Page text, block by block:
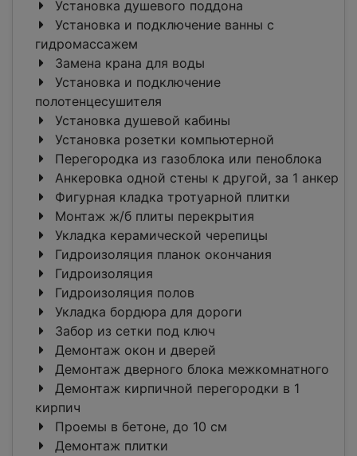
Установка душевого поддона
Установка и подключение ванны с
гидромассажем
Замена крана для воды
Установка и подключение
полотенцесушителя
Установка душевой кабины
Установка розетки компьютерной
Перегородка из газоблока или пеноблока
Анкеровка одной стены к другой, за 1 анкер
Фигурная кладка тротуарной плитки
Монтаж ж/б плиты перекрытия
Укладка керамической черепицы
Гидроизоляция планок окончания
Гидроизоляция
Гидроизоляция полов
Укладка бордюра для дороги
Забор из сетки под ключ
Демонтаж окон и дверей
Демонтаж дверного блока межкомнатного
Демонтаж кирпичной перегородки в 1
кирпич
Проемы в бетоне, до 10 см
Демонтаж плитки